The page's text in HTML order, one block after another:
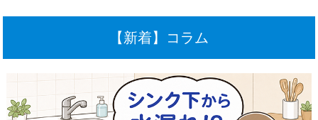
【新着】コラム